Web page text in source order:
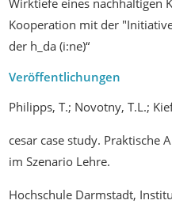
Wirktiefe eines nachhaltigen
Kooperation mit der
der h_da (i:ne)“
Veröffentlichungen
Philipps, T.; Novotny, T.L.;
cesar case study. Praktische
im Szenario Lehre.
Hochschule Darmstadt,